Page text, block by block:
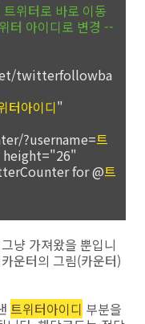
위터로 바로 이동
터 아이디로 변경 --
twitterfollowba
터아이디"
?username=트
for @트
냥 가져왔을 뿐입니
운터의 그림(카운터)
트위터아이디 부분을